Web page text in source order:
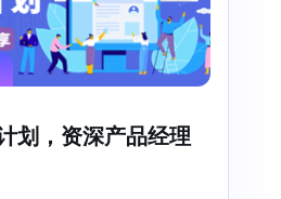
划，资深产品经理